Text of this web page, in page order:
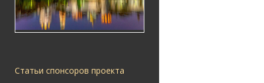
Статьи спонсоров проекта